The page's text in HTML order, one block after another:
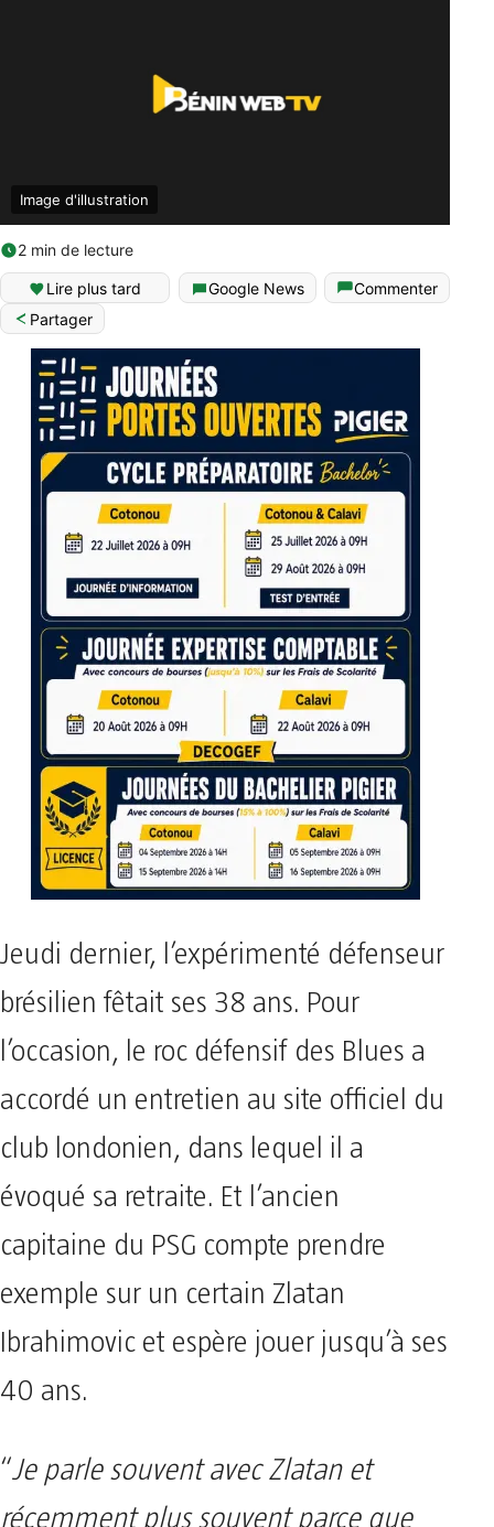
Image d'illustration
2 min de lecture
Lire plus tard Google News
Commenter
Partager
Jeudi dernier, l’expérimenté défenseur
brésilien fêtait ses 38 ans. Pour
l’occasion, le roc défensif des Blues a
accordé un entretien au site officiel du
club londonien, dans lequel il a
évoqué sa retraite. Et l’ancien
capitaine du PSG compte prendre
exemple sur un certain Zlatan
Ibrahimovic et espère jouer jusqu’à ses
40 ans.
“Je parle souvent avec Zlatan et
récemment plus souvent parce que